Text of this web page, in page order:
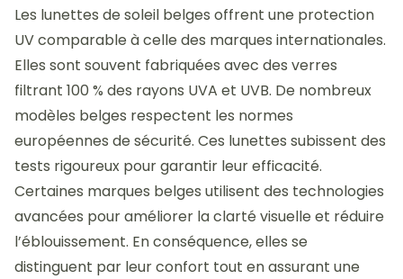
Les lunettes de soleil belges offrent une protection
UV comparable à celle des marques internationales.
Elles sont souvent fabriquées avec des verres
filtrant 100 % des rayons UVA et UVB. De nombreux
modèles belges respectent les normes
européennes de sécurité. Ces lunettes subissent des
tests rigoureux pour garantir leur efficacité.
Certaines marques belges utilisent des technologies
avancées pour améliorer la clarté visuelle et réduire
l’éblouissement. En conséquence, elles se
distinguent par leur confort tout en assurant une